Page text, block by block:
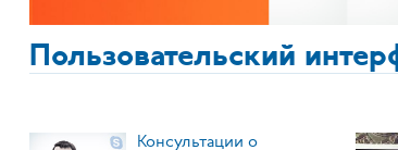
Пользовательский
Консультации о